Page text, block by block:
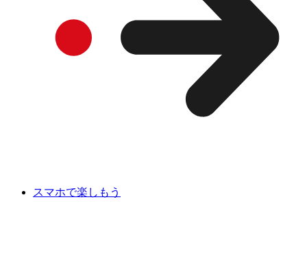
スマホで楽しもう